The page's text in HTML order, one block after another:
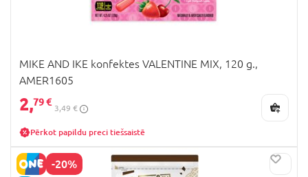
MIKE AND IKE konfektes VALENTINE MIX, 120 g.,
AMER1605
2,79 €
3,49 €
Pērkot papildu preci tiešsaistē
-20%